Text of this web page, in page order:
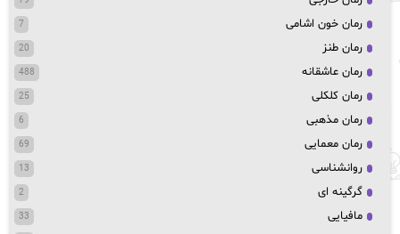
رمان خون اشامی 7
رمان طنز 20
رمان عاشقانه 488
رمان کلکلی 25
رمان مذهبی 6
رمان معمایی 69
روانشناسی 13
گرگینه ای 2
مافیایی 33